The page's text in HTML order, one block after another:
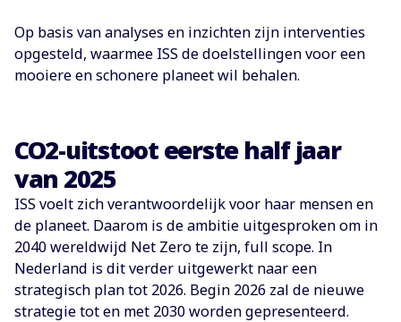
Op basis van analyses en inzichten zijn interventies
opgesteld, waarmee ISS de doelstellingen voor een
mooiere en schonere planeet wil behalen.
CO2-uitstoot eerste half jaar
van 2025
ISS voelt zich verantwoordelijk voor haar mensen en
de planeet. Daarom is de ambitie uitgesproken om in
2040 wereldwijd Net Zero te zijn, full scope. In
Nederland is dit verder uitgewerkt naar een
strategisch plan tot 2026. Begin 2026 zal de nieuwe
strategie tot en met 2030 worden gepresenteerd.